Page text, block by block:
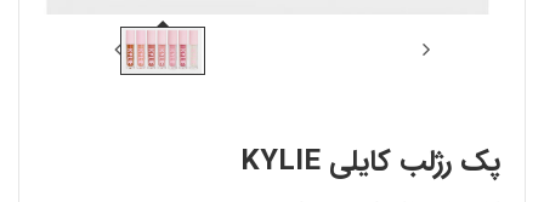
پک رژلب کایلی KYLIE